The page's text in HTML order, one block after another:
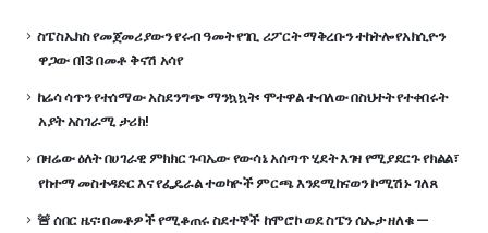
ስፔስኤክስ የመጀመሪያውን የሩብ ዓመት የገቢ ሪፖርት ማቅረቡን ተከትሎ የአክሲዮን
ዋጋው በ13 በመቶ ቅናሽ አሳየ
ከሬሳ ሳጥን የተሰማው አስደንግጭ ማንኳኳት፡ ሞተዋል ተብለው በስህተት የተቀበሩት
አያት አስገራሚ ታሪክ!
በዛሬው ዕለት በሀገራዊ ምክክር ጉባኤው የውሳኔ አሰጣጥ ሂደት እገዛ የሚያደርጉ የክልል፣
የከተማ መስተዳድር እና የፌዴራል ተወካዮች ምርጫ እንደሚከናወን ኮሚሽኑ ገለጸ
🚨 ሰበር ዜና፡ በመቶዎች የሚቆጠሩ ስደተኞች ከሞሮኮ ወደ ስፔን ሴኡታ ዘለቁ —